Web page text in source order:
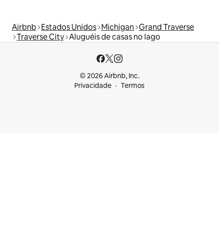
Airbnb Estados Unidos Michigan Grand Traverse
Traverse City Aluguéis de casas no lago
© 2026 Airbnb, Inc.
Privacidade
Termos